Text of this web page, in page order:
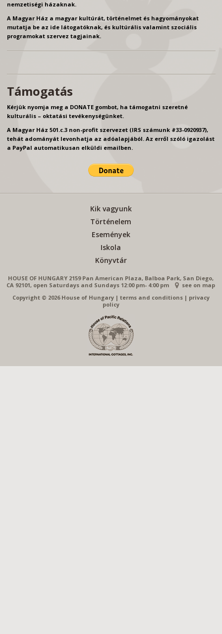
nemzetiségi házaknak.
A Magyar Ház a magyar kultúrát, történelmet és hagyományokat
mutatja be az ide látogatóknak, és kultúrális valamint szociális
programokat szervez tagjainak.
Támogatás
Kérjük nyomja meg a DONATE gombot, ha támogatni szeretné
kulturális – oktatási tevékenységünket.
A Magyar Ház 501.c.3 non-profit szervezet (IRS számunk #33-0920937),
tehát adományát levonhatja az adóalapjából. Az erről szóló igazolást
a PayPal automatikusan elküldi emailben.
Kik vagyunk
Történelem
Események
Iskola
Könyvtár
HOUSE OF HUNGARY 2159 Pan American Plaza, Balboa Park, San Diego,
CA 92101, open Saturdays and Sundays 12:00 pm- 4:00 pm
see on map
Copyright © 2026 House of Hungary | terms and conditions| privacy
policy